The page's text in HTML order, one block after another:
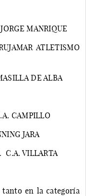
MANRIQUE
ATLETISMO
DE ALBA
CAMPILLO
JARA
C.A. VILLARTA
tanto en la categoría